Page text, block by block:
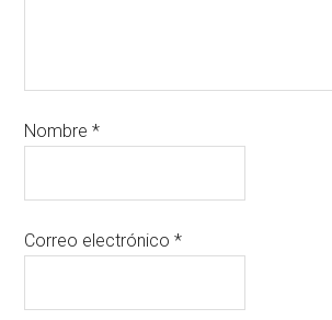
Nombre*
Correo electrónico*